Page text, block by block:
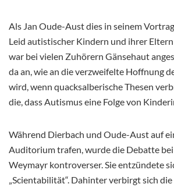
Als Jan Oude-Aust dies in seinem
Leid autistischer Kindern und ihrer
war bei vielen Zuhörern Gänsehaut
da an, wie an die verzweifelte Hoffnung
wird, wenn quacksalberische Thesen
die, dass Autismus eine Folge von
Während Dierbach und Oude-Aust auf
Auditorium trafen, wurde die Debatte
Weymayr kontroverser. Sie entzündete
„Scientabilität“. Dahinter verbirgt sich